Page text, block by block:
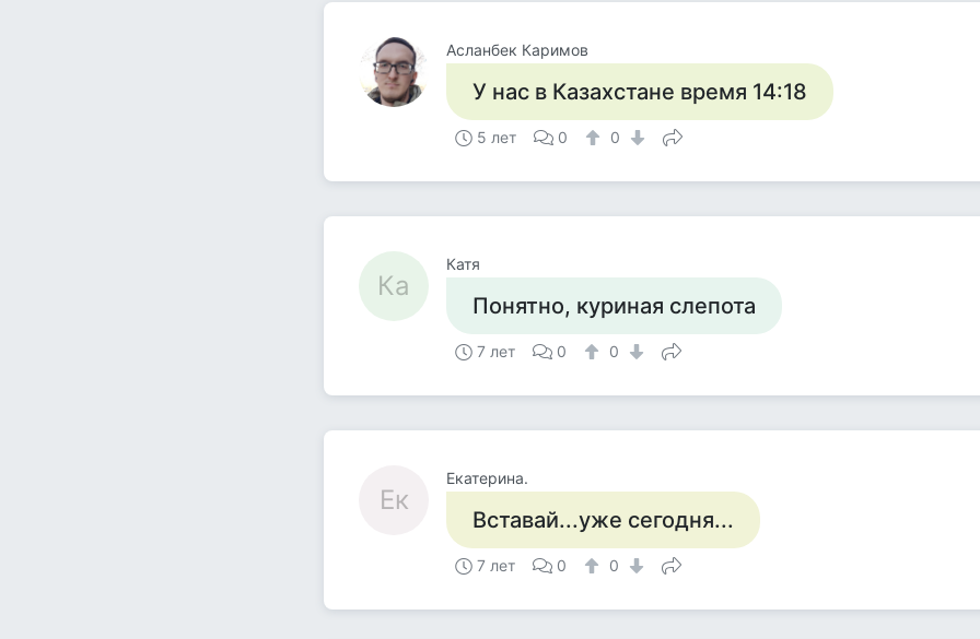
Асланбек Каримов
У нас в Казахстане время 14:18
5 лет 0 0
Ка
Катя
Понятно, куриная слепота
7 лет 0 0
Ек
Екатерина.
Вставай...уже сегодня...
7 лет 0 0